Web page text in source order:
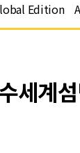
Edition
세계